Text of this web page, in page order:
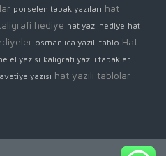
porselen tabak yazıları hat
hediye hat yazı hediye hat
osmanlıca yazılı tablo Hat
el yazısı kaligrafi yazılı tabaklar
yazısı hat yazılı tablolar